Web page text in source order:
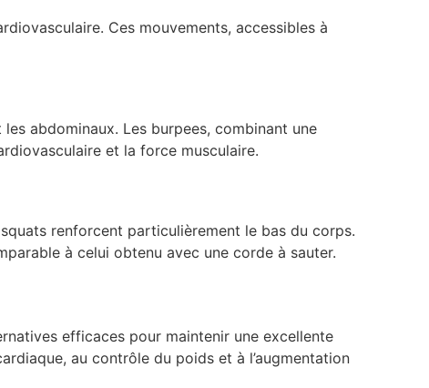
Ces mouvements, accessibles à
abdominaux. Les burpees, combinant une
et la force musculaire.
renforcent particulièrement le bas du corps.
à celui obtenu avec une corde à sauter.
efficaces pour maintenir une excellente
au contrôle du poids et à l’augmentation